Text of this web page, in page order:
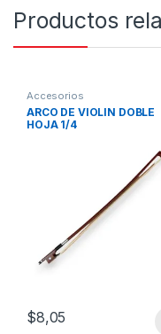
Productos
Accesorios
ARCO DE VIOLIN DOBLE
HOJA 1/4
$8,05